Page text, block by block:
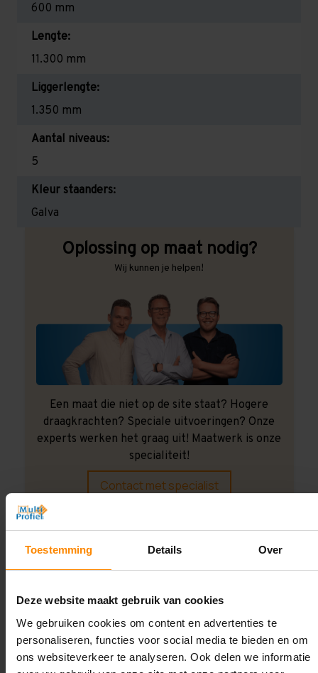
Toestemming Details Over
Deze website maakt gebruik van cookies
We gebruiken cookies om content en advertenties te
personaliseren, functies voor social media te bieden en om
ons websiteverkeer te analyseren. Ook delen we informatie
600 mm
Lengte:
11.300 mm
Liggerlengte:
1.350 mm
Aantal niveaus:
5
Kleur staanders:
Galva
Oplossing op maat nodig?
Wij kunnen je helpen!
Een maat die niet op de site staat? Hogere
draagkrachten? Speciale uitvoeringen? Onze
experts werken het graag uit! Maatwerk is onze
specialiteit!
Contact met specialist
Montage uitbesteden?
Laat ons het doen!